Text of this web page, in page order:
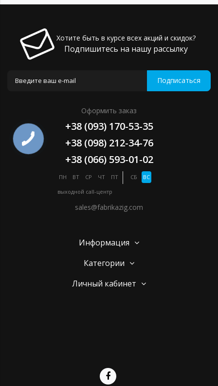
Хотите быть в курсе всех акций и скидок?
Подпишитесь на нашу рассылку
Подписаться
Оформить заказ
+38 (093) 170-53-35
+38 (098) 212-34-76
+38 (066) 593-01-02
ПН ВТ СР ЧТ ПТ СБ
ВС
выходной call-центр
sales@fabrikazig.com
Информация
Категории
Личный кабинет